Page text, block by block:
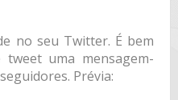
no seu Twitter. É bem
tweet uma mensagem-
Prévia: